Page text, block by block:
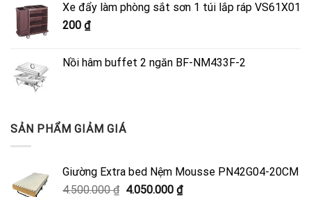
4.500.000 ₫.là:
Xe đẩy làm phòng sắt sơn 1 túi lắp ráp VS61X01
200 ₫
Nồi hâm buffet 2 ngăn BF-NM433F-2
SẢN PHẨM GIẢM GIÁ
Giường Extra bed Nệm Mousse PN42G04-20CM
4.500.000₫ Giá
4.050.000 ₫Giá